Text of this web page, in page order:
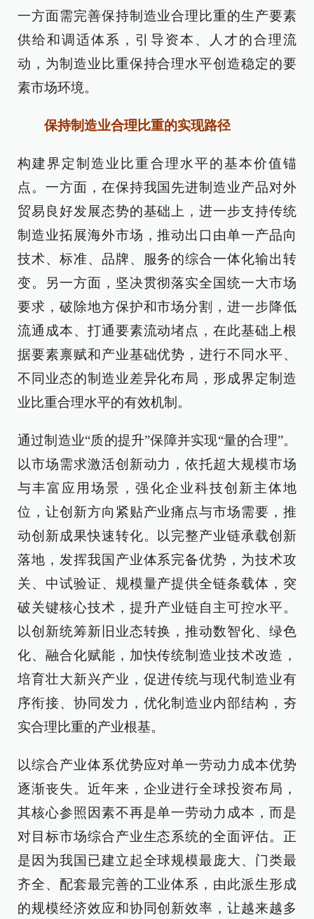
一方面需完善保持制造业合理比重的生产要素
供给和调适体系，引导资本、人才的合理流
动，为制造业比重保持合理水平创造稳定的要
素市场环境。
保持制造业合理比重的实现路径
构建界定制造业比重合理水平的基本价值锚
点。一方面，在保持我国先进制造业产品对外
贸易良好发展态势的基础上，进一步支持传统
制造业拓展海外市场，推动出口由单一产品向
技术、标准、品牌、服务的综合一体化输出转
变。另一方面，坚决贯彻落实全国统一大市场
要求，破除地方保护和市场分割，进一步降低
流通成本、打通要素流动堵点，在此基础上根
据要素禀赋和产业基础优势，进行不同水平、
不同业态的制造业差异化布局，形成界定制造
业比重合理水平的有效机制。
通过制造业“质的提升”保障并实现“量的合理”。
以市场需求激活创新动力，依托超大规模市场
与丰富应用场景，强化企业科技创新主体地
位，让创新方向紧贴产业痛点与市场需要，推
动创新成果快速转化。以完整产业链承载创新
落地，发挥我国产业体系完备优势，为技术攻
关、中试验证、规模量产提供全链条载体，突
破关键核心技术，提升产业链自主可控水平。
以创新统筹新旧业态转换，推动数智化、绿色
化、融合化赋能，加快传统制造业技术改造，
培育壮大新兴产业，促进传统与现代制造业有
序衔接、协同发力，优化制造业内部结构，夯
实合理比重的产业根基。
以综合产业体系优势应对单一劳动力成本优势
逐渐丧失。近年来，企业进行全球投资布局，
其核心参照因素不再是单一劳动力成本，而是
对目标市场综合产业生态系统的全面评估。正
是因为我国已建立起全球规模最庞大、门类最
齐全、配套最完善的工业体系，由此派生形成
的规模经济效应和协同创新效率，让越来越多